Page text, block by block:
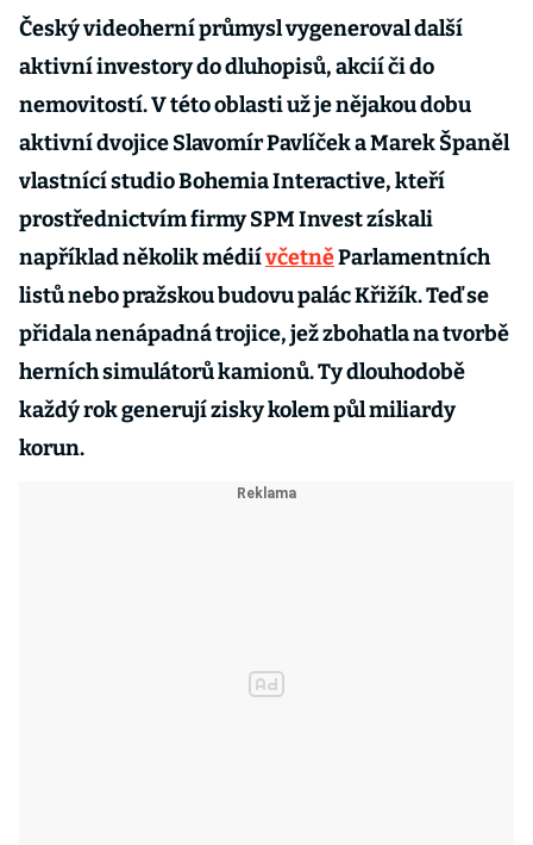
Český videoherní průmysl vygeneroval další
aktivní investory do dluhopisů, akcií či do
nemovitostí. V této oblasti už je nějakou dobu
aktivní dvojice Slavomír Pavlíček a Marek Španěl
vlastnící studio Bohemia Interactive, kteří
prostřednictvím firmy SPM Invest získali
například několik médiívčetněParlamentních
listů nebo pražskou budovu palác Křižík. Teď se
přidala nenápadná trojice, jež zbohatla na tvorbě
herních simulátorů kamionů. Ty dlouhodobě
každý rok generují zisky kolem půl miliardy
korun.